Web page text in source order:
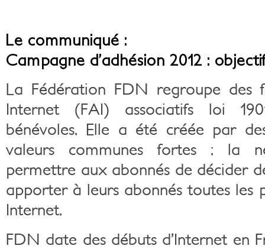
Le communiqué :
Campagne d’adhésion 2012 :
La Fédération FDN regroupe des
Internet (FAI) associatifs loi
bénévoles. Elle a été créée par
valeurs communes fortes : la
permettre aux abonnés de décider
apporter à leurs abonnés toutes les
Internet.
FDN date des débuts d’Internet en